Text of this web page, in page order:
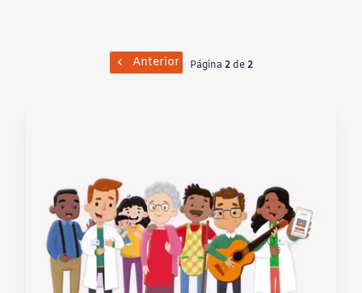
Anterior Página 2 de2
Fondo claro
Restablecer